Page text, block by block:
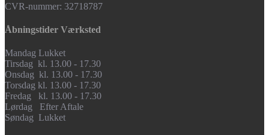
CVR-nummer: 32718787
Åbningstider Værksted
Mandag Lukket
Tirsdag kl. 13.00 - 17.30
Onsdag kl. 13.00 - 17.30
Torsdag kl. 13.00 - 17.30
Fredag kl. 13.00 - 17.30
Lørdag Efter Aftale
Søndag Lukket